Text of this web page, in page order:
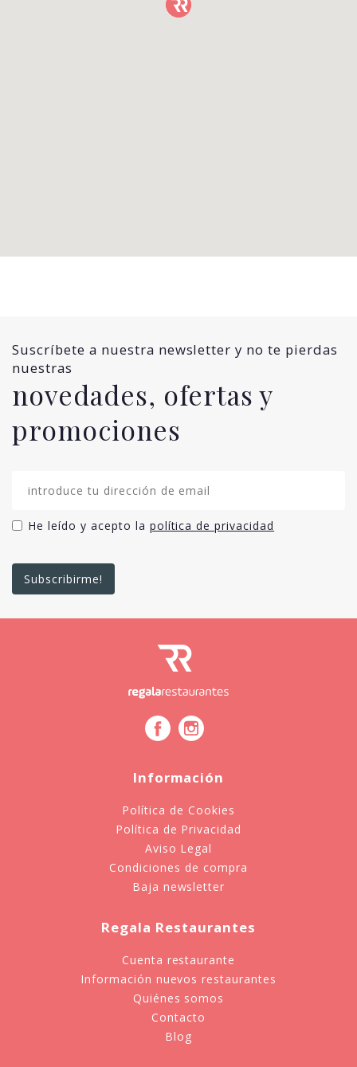
Suscríbete a nuestra newsletter y no te pierdas
nuestras
novedades, ofertas y
promociones
He leído y acepto la política de privacidad
Información
Política de Cookies
Política de Privacidad
Aviso Legal
Condiciones de compra
Baja newsletter
Regala Restaurantes
Cuenta restaurante
Información nuevos restaurantes
Quiénes somos
Contacto
Blog